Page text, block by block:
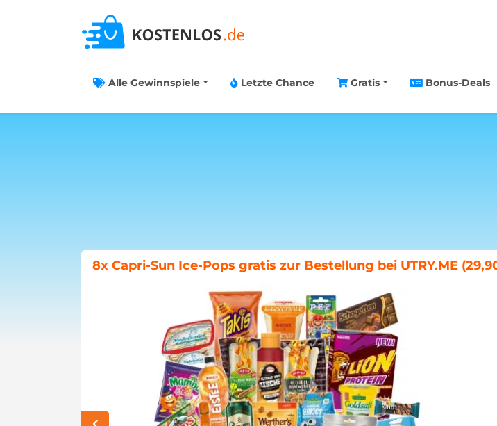
Alle Gewinnspiele Letzte Chance Gratis Bonus-Deals
Böklunder-Gewinnspiel: Traumwochenende in Paris gewinnen